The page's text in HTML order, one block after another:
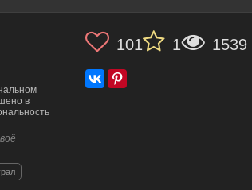
в
101 1 1539